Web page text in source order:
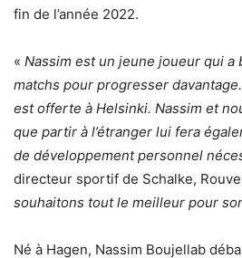
fin de l’année 2022.
« Nassim est un jeune joueur qui a
matchs pour progresser
est offerte à Helsinki. Nassim et
que partir à l’étranger lui fera
de développement personnel
directeur sportif de Schalke,
souhaitons tout le meilleur pour
Né à Hagen, Nassim Boujellab